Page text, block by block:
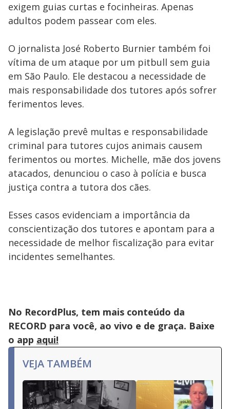
exigem guias curtas e focinheiras. Apenas
adultos podem passear com eles.
O jornalista José Roberto Burnier também foi
vítima de um ataque por um pitbull sem guia
em São Paulo. Ele destacou a necessidade de
mais responsabilidade dos tutores após sofrer
ferimentos leves.
A legislação prevê multas e responsabilidade
criminal para tutores cujos animais causem
ferimentos ou mortes. Michelle, mãe dos jovens
atacados, denunciou o caso à polícia e busca
justiça contra a tutora dos cães.
Esses casos evidenciam a importância da
conscientização dos tutores e apontam para a
necessidade de melhor fiscalização para evitar
incidentes semelhantes.
No RecordPlus, tem mais conteúdo da
RECORD para você, ao vivo e de graça. Baixe
o app aqui!
VEJA TAMBÉM